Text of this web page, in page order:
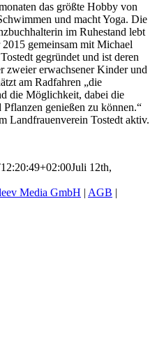
das größte Hobby von
und macht Yoga. Die
im Ruhestand lebt
gemeinsam mit Michael
gegründet und ist deren
zweier erwachsener Kinder und
am Radfahren „die
die Möglichkeit, dabei die
genießen zu können.“
Landfrauenverein Tostedt aktiv.
Juli 12th,
Media GmbH | AGB |